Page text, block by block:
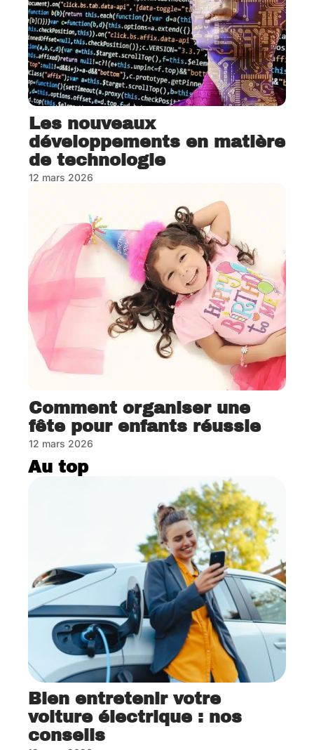
Les nouveaux
développements en matière
de technologie
12 mars 2026
Comment organiser une
fête pour enfants réussie
12 mars 2026
Au top
Bien entretenir votre
voiture électrique : nos
conseils